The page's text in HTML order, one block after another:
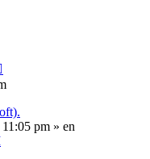
pm » en